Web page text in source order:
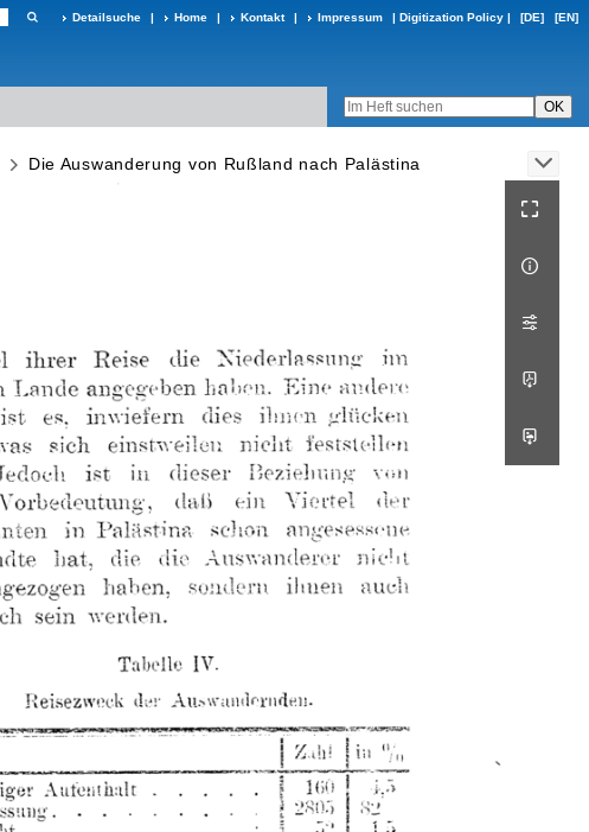
Detailsuche | Home | Kontakt | Impressum | Digitization Policy | [DE] [EN]
Die Auswanderung von Rußland nach Palästina